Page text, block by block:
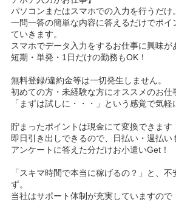
パソコンまたはスマホでの入力を行うだけ。
一問一答の簡単な内容に答えるだけでポイ
ていきます。
スマホでデータ入力をするお仕事に興味が
短期・単発・1日だけの勤務もOK！
無料登録/違約金等は一切発生しません。
初めての方・未経験な方にオススメのお仕
「まずは試しに・・・」という感覚で気
貯まったポイントは現金にて変換できます
即日引き出しできるので、日払い・週払い
アンケートに答えた分だけお小遣いGet！
「スキマ時間で本当に稼げるの？」と、
ず。
当社はサポート体制が充実していますので